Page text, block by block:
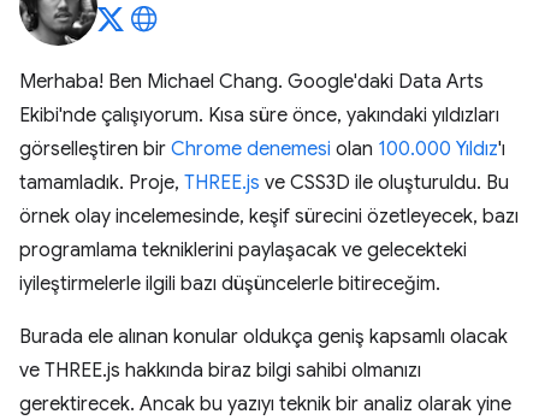
Merhaba! Ben Michael Chang. Google'daki Data Arts
Ekibi'nde çalışıyorum. Kısa süre önce, yakındaki yıldızları
görselleştiren bir Chrome denemesi olan 100.000 Yıldız'ı
tamamladık. Proje, THREE.js ve CSS3D ile oluşturuldu. Bu
örnek olay incelemesinde, keşif sürecini özetleyecek, bazı
programlama tekniklerini paylaşacak ve gelecekteki
iyileştirmelerle ilgili bazı düşüncelerle bitireceğim.
Burada ele alınan konular oldukça geniş kapsamlı olacak
ve THREE.js hakkında biraz bilgi sahibi olmanızı
gerektirecek. Ancak bu yazıyı teknik bir analiz olarak yine